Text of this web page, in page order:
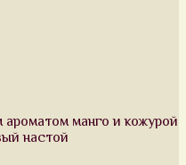
манго и кожурой
настой